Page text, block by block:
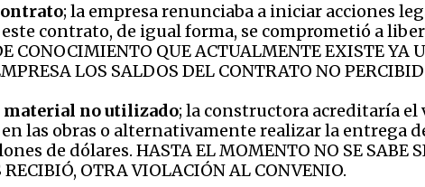
; la empresa renunciaba a iniciar acciones
contrato, de igual forma, se comprometió a
CONOCIMIENTO QUE ACTUALMENTE EXISTE
LOS SALDOS DEL CONTRATO NO
material no utilizado; la constructora acreditaría el
las obras o alternativamente realizar la entrega
de dólares. HASTA EL MOMENTO NO SE SABE
OTRA VIOLACIÓN AL CONVENIO.